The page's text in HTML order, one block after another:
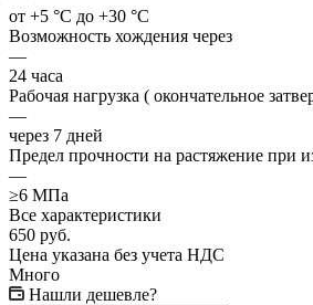
от +5 °C до +30 °C
Возможность хождения через
—
24 часа
Рабочая нагрузка ( окончательное
—
через 7 дней
Предел прочности на растяжение при
—
≥6 МПа
Все характеристики
650 руб.
Цена указана без учета НДС
Много
Нашли дешевле?